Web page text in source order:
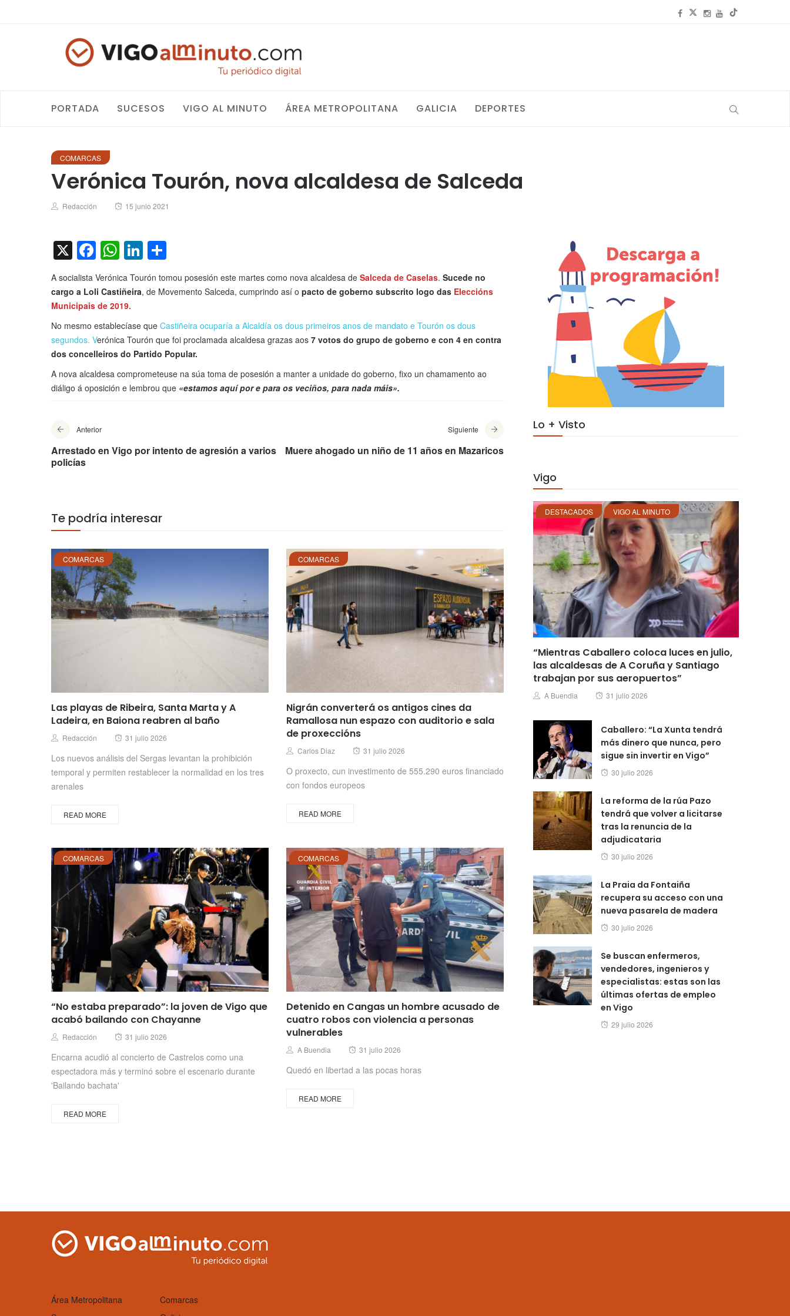
PORTADA SUCESOS VIGO AL MINUTO ÁREA METROPOLITANA GALICIA DEPORTES
COMARCAS
Verónica Tourón, nova alcaldesa de Salceda
Author
Redacción
Posted
15 junio 2021
X Facebook
WhatsApp
LinkedIn
A socialista Verónica Tourón tomou posesión este martes como nova alcaldesa de Salceda de Caselas. Sucede no
cargo a Loli Castiñeira, de Movemento Salceda, cumprindo así o pacto de goberno subscrito logo das Eleccións
Municipais de 2019.
No mesmo establecíase que Castiñeira ocuparía a Alcaldía os dous primeiros anos de mandato e Tourón os dous
segundos. Verónica Tourón que foi proclamada alcaldesa grazas aos 7 votos do grupo de goberno e con 4 en contra
dos concelleiros do Partido Popular.
A nova alcaldesa comprometeuse na súa toma de posesión a manter a unidade do goberno, fixo un chamamento ao
diáligo á oposición e lembrou que «estamos aquí por e para os veciños, para nada máis».
Anterior
Arrestado en Vigo por intento de agresión a varios
policías
Siguiente
Muere ahogado un niño de 11 años en Mazaricos
Te podría interesar
COMARCAS
Las playas de Ribeira, Santa Marta y A
Ladeira, en Baiona reabren al baño
Author
Redacción
Posted
31 julio 2026
Los nuevos análisis del Sergas levantan la prohibición
temporal y permiten restablecer la normalidad en los tres
arenales
READ MORE
COMARCAS
Nigrán converterá os antigos cines da
Ramallosa nun espazo con auditorio e sala
de proxeccións
Author
Carlos Diaz
Posted
31 julio 2026
O proxecto, cun investimento de 555.290 euros financiado
con fondos europeos
READ MORE
COMARCAS
“No estaba preparado”: la joven de Vigo que
acabó bailando con Chayanne
Author
Redacción
Posted
31 julio 2026
Encarna acudió al concierto de Castrelos como una
espectadora más y terminó sobre el escenario durante
'Bailando bachata'
READ MORE
COMARCAS
Detenido en Cangas un hombre acusado de
cuatro robos con violencia a personas
vulnerables
Author
A Buendia
Posted
31 julio 2026
Quedó en libertad a las pocas horas
READ MORE
Lo + Visto
Vigo
DESTACADOS VIGO AL MINUTO
“Mientras Caballero coloca luces en julio,
las alcaldesas de A Coruña y Santiago
trabajan por sus aeropuertos”
Author
A Buendia
Posted
31 julio 2026
Caballero: “La Xunta tendrá
más dinero que nunca, pero
sigue sin invertir en Vigo”
Posted
30 julio 2026
La reforma de la rúa Pazo
tendrá que volver a licitarse
tras la renuncia de la
adjudicataria
Posted
30 julio 2026
La Praia da Fontaiña
recupera su acceso con una
nueva pasarela de madera
Posted
30 julio 2026
Se buscan enfermeros,
vendedores, ingenieros y
especialistas: estas son las
últimas ofertas de empleo
en Vigo
Posted
29 julio 2026
Área Metropolitana
Comarcas